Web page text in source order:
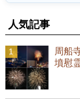
人気記事
周船
墳慰